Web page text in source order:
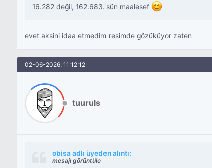
16.282 değil, 162.683.'sün maalesef
evet aksini idaa etmedim resimde gözüküyor zaten
02-06-2026, 11:12:12
tuuruls
obisa adlı üyeden alıntı:
mesajı görüntüle